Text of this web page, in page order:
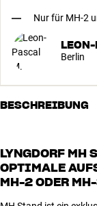
Nur für MH-2
Berlin
BESCHREIBUNG
LYNGDORF MH
PTIMALE
H-2 ODER MH-